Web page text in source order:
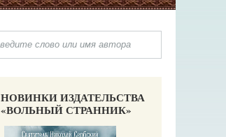
НОВИНКИ ИЗДАТЕЛЬСТВА
«ВОЛЬНЫЙ СТРАННИК»